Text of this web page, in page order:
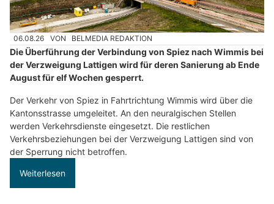
06.08.26 VON BELMEDIA REDAKTION
Die Überführung der Verbindung von Spiez nach Wimmis bei
der Verzweigung Lattigen wird für deren Sanierung ab Ende
August für elf Wochen gesperrt.
Der Verkehr von Spiez in Fahrtrichtung Wimmis wird über die
Kantonsstrasse umgeleitet. An den neuralgischen Stellen
werden Verkehrsdienste eingesetzt. Die restlichen
Verkehrsbeziehungen bei der Verzweigung Lattigen sind von
der Sperrung nicht betroffen.
Weiterlesen